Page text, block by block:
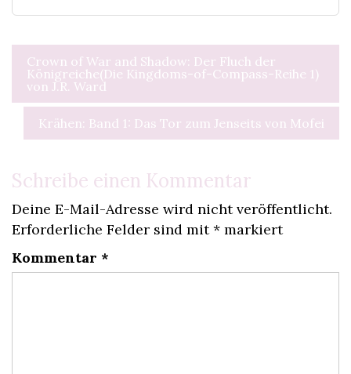
Beitragsnavigation
Crown of War and Shadow: Der Fluch der
Königreiche(Die Kingdoms-of-Compass-Reihe 1)
von J.R. Ward
Krähen: Band 1: Das Tor zum Jenseits von Mofei
Schreibe einen Kommentar
Deine E-Mail-Adresse wird nicht veröffentlicht.
Erforderliche Felder sind mit* markiert
Kommentar *